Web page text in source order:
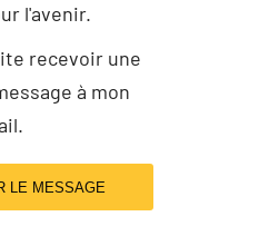
l'avenir.
recevoir une
à mon
LE MESSAGE